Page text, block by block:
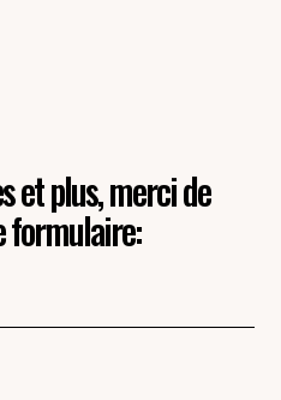
et plus, merci de
formulaire: